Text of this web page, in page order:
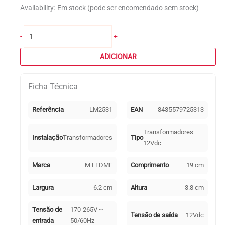
Availability: Em stock (pode ser encomendado sem stock)
-
IP66
para
Led
+
ADICIONAR
Ficha Técnica
Referência LM2531 EAN 8435579725313
InstalaçãoTransformadores Tipo
Transformadores
12Vdc
Marca M LEDME Comprimento 19 cm
Largura 6.2 cm Altura 3.8 cm
Tensão de
entrada
170-265V ~
50/60Hz
Tensão de saída 12Vdc